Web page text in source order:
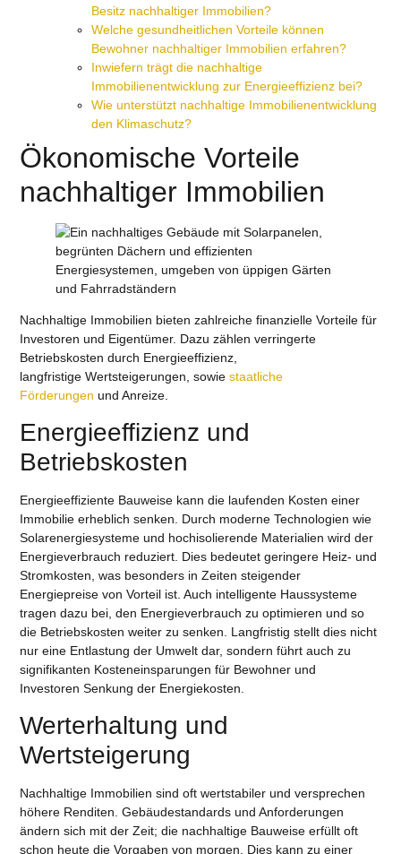
Besitz nachhaltiger Immobilien?
Welche gesundheitlichen Vorteile können
Bewohner nachhaltiger Immobilien erfahren?
Inwiefern trägt die nachhaltige
Immobilienentwicklung zur Energieeffizienz bei?
Wie unterstützt nachhaltige Immobilienentwicklung
den Klimaschutz?
Ökonomische Vorteile
nachhaltiger Immobilien
Nachhaltige Immobilien bieten zahlreiche finanzielle Vorteile für
Investoren und Eigentümer. Dazu zählen verringerte
Betriebskosten durch Energieeffizienz,
langfristige Wertsteigerungen, sowiestaatliche
Förderungen und Anreize.
Energieeffizienz und
Betriebskosten
Energieeffiziente Bauweise kann die laufenden Kosten einer
Immobilie erheblich senken. Durch moderne Technologien wie
Solarenergiesysteme und hochisolierende Materialien wird der
Energieverbrauch reduziert. Dies bedeutet geringere Heiz- und
Stromkosten, was besonders in Zeiten steigender
Energiepreise von Vorteil ist. Auch intelligente Haussysteme
tragen dazu bei, den Energieverbrauch zu optimieren und so
die Betriebskosten weiter zu senken. Langfristig stellt dies nicht
nur eine Entlastung der Umwelt dar, sondern führt auch zu
signifikanten Kosteneinsparungen für Bewohner und
Investoren Senkung der Energiekosten.
Werterhaltung und
Wertsteigerung
Nachhaltige Immobilien sind oft wertstabiler und versprechen
höhere Renditen. Gebäudestandards und Anforderungen
ändern sich mit der Zeit; die nachhaltige Bauweise erfüllt oft
schon heute die Vorgaben von morgen. Dies kann zu einer